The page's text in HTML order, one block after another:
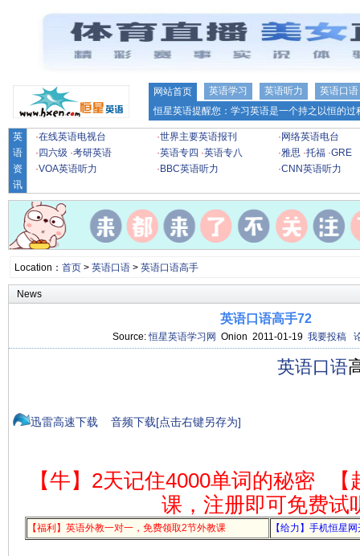
网站首页 英语学习 英语听力
英语口语
恒星英语提醒您：学习英语是一个持之以恒的
英
语
资
讯
·在线英语电视台 ·世界主要英语报刊 · 网络英语电台
· 四六级 ·考研英语 ·英语专四 ·英语专八 ·雅思 ·托福 ·GRE
·VOA英语听力 · BBC英语听力 ·CNN英语听力
Location： 首页> 英语口语> 英语口语高手
News
英语口语高手72
Source:恒星英语学习网 Onion 2011-01-19 我要投稿
迅雷高速下载 音频下载[点击右键另存为]
英语口语
【牛】2天记住4000单词的秘密
课，注册即可免费试
【福利】英语外教一对一，免费领取2节外教课 【给力】手机恒星